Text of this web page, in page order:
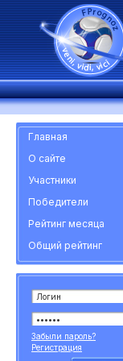
Главная
О сайте
Участники
Победители
Рейтинг месяца
Общий рейтинг
Забыли пароль?
Регистрация